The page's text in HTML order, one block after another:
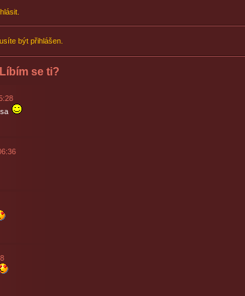
být přihlášen.
se ti?